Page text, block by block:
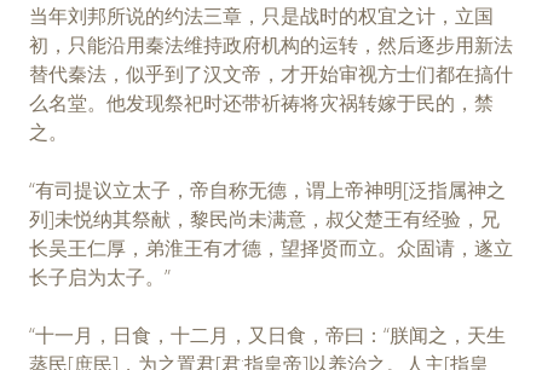
当年刘邦所说的约法三章，只是战时的权宜之计，立国
初，只能沿用秦法维持政府机构的运转，然后逐步用新法
替代秦法，似乎到了汉文帝，才开始审视方士们都在搞什
么名堂。他发现祭祀时还带祈祷将灾祸转嫁于民的，禁
之。
“有司提议立太子，帝自称无德，谓上帝神明[泛指属神之
列]未悦纳其祭献，黎民尚未满意，叔父楚王有经验，兄
长吴王仁厚，弟淮王有才德，望择贤而立。众固请，遂立
长子启为太子。”
“十一月，日食，十二月，又日食，帝曰：“朕闻之，天生
蒸民[庶民]，为之置君[君:指皇帝]以养治之。人主[指皇